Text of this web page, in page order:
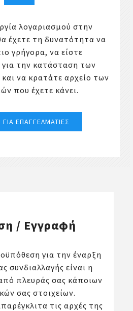
λογαριασμού στην
έχετε τη δυνατότητα να
γρήγορα, να είστε
την κατάσταση των
να κρατάτε αρχείο των
που έχετε κάνει.
/ Εγγραφή
για την έναρξη
συνδιαλλαγής είναι η
πλευράς σας κάποιων
σας στοιχείων.
τις αρχές της